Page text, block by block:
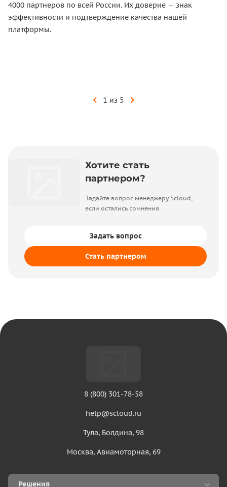
4000 партнеров по всей России. Их доверие — знак
эффективности и подтверждение качества нашей
платформы.
1 из 5
Хотите стать
партнером?
Задайте вопрос менеджеру Scloud,
если остались сомнения
Задать вопрос
Стать партнером
8 (800) 301-78-58
help@scloud.ru
Тула, Болдина, 98
Москва, Авиамоторная, 69
Решения